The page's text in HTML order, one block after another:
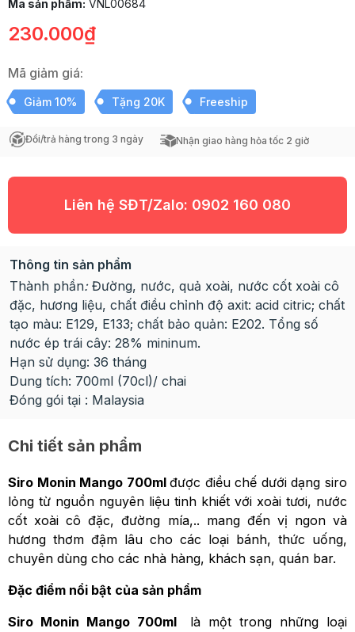
Mã sản phẩm: VNL00684
230.000₫
Mã giảm giá:
Giảm 10% Tặng 20K Freeship
Đổi/trả hàng trong 3 ngày Nhận giao hàng hỏa tốc 2 giờ
Liên hệ SĐT/Zalo: 0902 160 080
Thông tin sản phẩm
Thành phần:Đường, nước, quả xoài, nước cốt xoài cô
đặc, hương liệu, chất điều chỉnh độ axit: acid citric; chất
tạo màu: E129, E133; chất bảo quản: E202. Tổng số
nước ép trái cây: 28% mininum.
Hạn sử dụng: 36 tháng
Dung tích: 700ml (70cl)/ chai
Đóng gói tại : Malaysia
Chi tiết sản phẩm
Siro Monin Mango 700mlđược điều chế dưới dạng siro
lỏng từ nguồn nguyên liệu tinh khiết với xoài tươi, nước
cốt xoài cô đặc, đường mía,.. mang đến vị ngon và
hương thơm đậm lâu cho các loại bánh, thức uống,
chuyên dùng cho các nhà hàng, khách sạn, quán bar.
Đặc điểm nổi bật của sản phẩm
Siro Monin Mango 700ml là một trong những loại